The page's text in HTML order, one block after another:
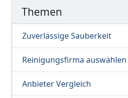
Themen
Zuverlässige Sauberkeit
Reinigungsfirma auswählen
Anbieter Vergleich